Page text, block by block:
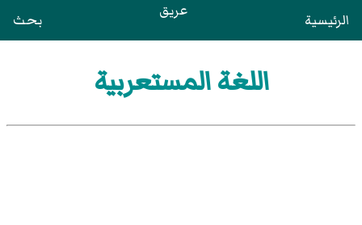
الرئيسية عريق بحث
اللغة المستعربية